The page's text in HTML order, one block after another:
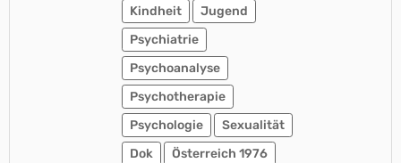
Kindheit
Jugend
Psychiatrie
Psychoanalyse
Psychotherapie
Psychologie
Sexualität
Dok
Österreich 1976